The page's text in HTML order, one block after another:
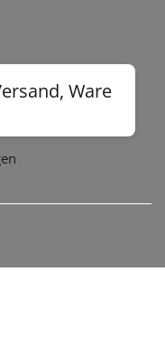
Ware wie